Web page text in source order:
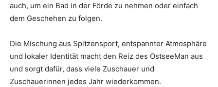
auch, um ein Bad in der Förde zu nehmen oder einfach
dem Geschehen zu folgen.
Die Mischung aus Spitzensport, entspannter Atmosphäre
und lokaler Identität macht den Reiz des OstseeMan aus
und sorgt dafür, dass viele Zuschauer und
Zuschauerinnen jedes Jahr wiederkommen.